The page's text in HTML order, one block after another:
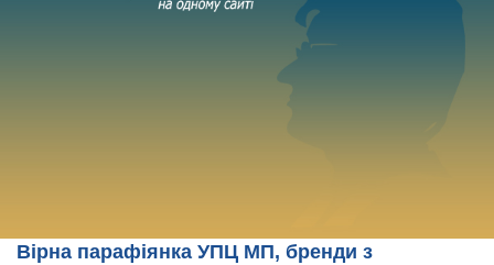
Вірна парафіянка УПЦ МП, бренди з